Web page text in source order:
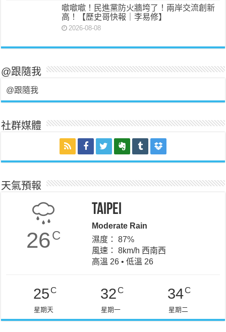
噷噷噷！民進黨防火牆垮了！兩岸交流創新
高！【歷史哥快報｜李易修】
2026-08-08
@跟隨我
@跟隨我
社群媒體
天氣預報
26C
Taipei
Moderate Rain
濕度： 87%
風速： 8km/h 西南西
高溫 26 • 低溫 26
25 C
星期天
32 C
星期一
34C
星期二